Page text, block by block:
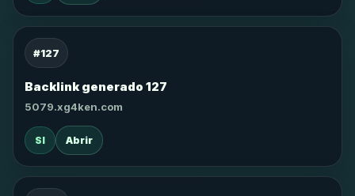
#127
Backlink generado 127
5079.xg4ken.com
SI Abrir